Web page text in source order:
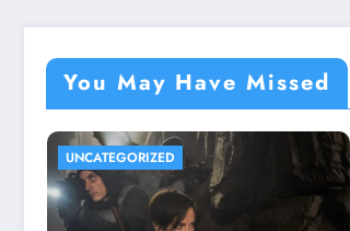
You May Have Missed
UNCATEGORIZED